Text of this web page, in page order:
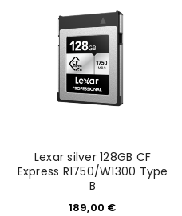
Lexar silver 128GB CF
Express R1750/W1300 Type
B
189,00 €